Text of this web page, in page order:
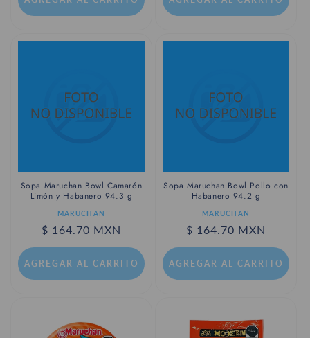
Sopa Maruchan Bowl Camarón
Limón y Habanero 94.3 g
Proveedor:MARUCHAN
Precio
habitual
$ 164.70 MXN
AGREGAR AL CARRITO
Sopa Maruchan Bowl Pollo con
Habanero 94.2 g
Proveedor:MARUCHAN
Precio
habitual
$ 164.70 MXN
AGREGAR AL CARRITO